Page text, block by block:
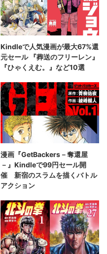
Kindleで人気漫画が最大67%還
元セール 『葬送のフリーレン』
『ひゃくえむ。』など10選
漫画『GetBackers－奪還屋
－』Kindleで99円セール開
催 新宿のスラムを描くバトル
アクション